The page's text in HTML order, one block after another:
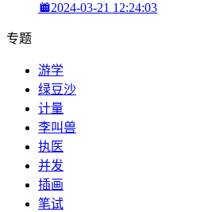
2024-03-21 12:24:03
专题
游学
绿豆沙
计量
李叫兽
执医
并发
插画
笔试